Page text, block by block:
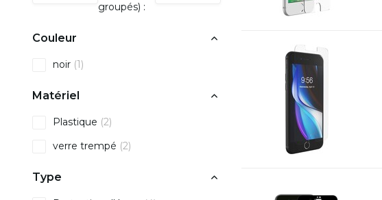
groupés) :
Couleur
noir (1)
Matériel
Plastique (2)
verre trempé (2)
Type